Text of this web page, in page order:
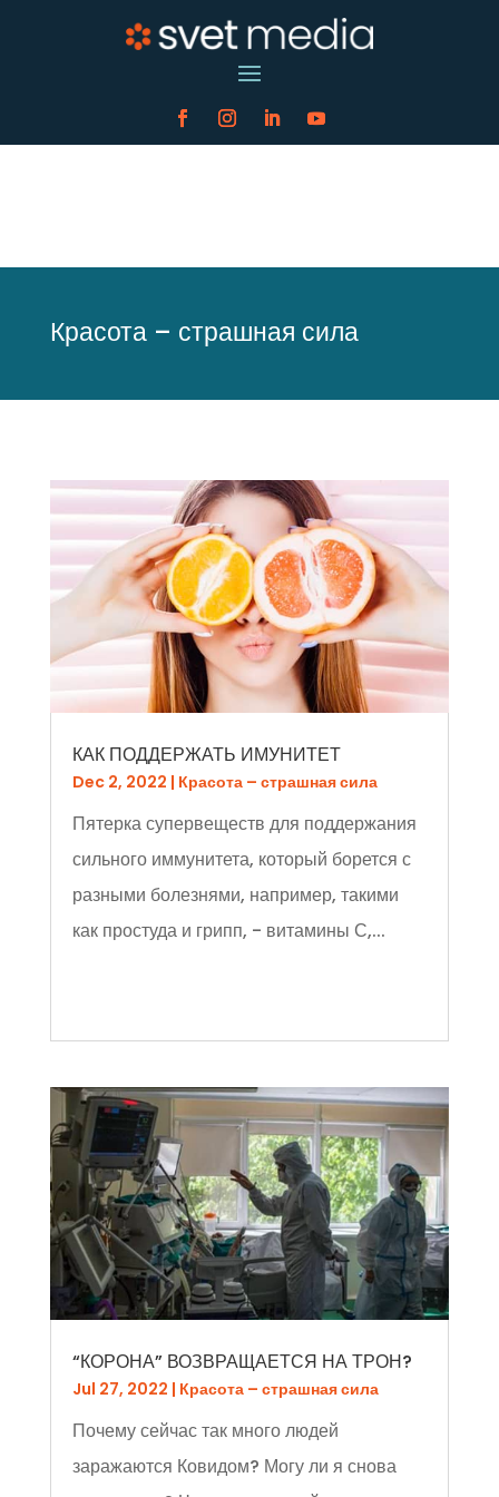
Красота – страшная сила
КАК ПОДДЕРЖАТЬ ИМУНИТЕТ
Dec 2, 2022 | Красота – страшная сила
Пятерка супервеществ для поддержания
сильного иммунитета, который борется с
разными болезнями, например, такими
как простуда и грипп, - витамины С,...
“КОРОНА” ВОЗВРАЩАЕТСЯ НА ТРОН?
Jul 27, 2022 | Красота – страшная сила
Почему сейчас так много людей
заражаются Ковидом? Могу ли я снова